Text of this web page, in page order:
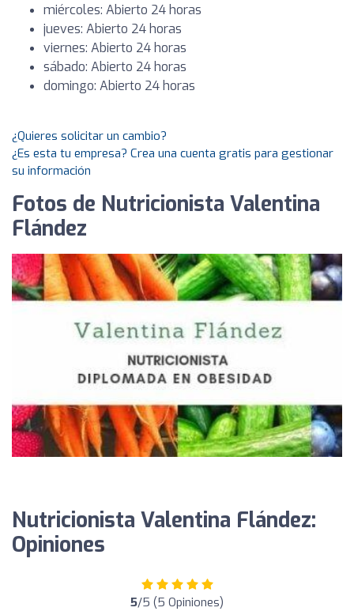
miércoles: Abierto 24 horas
jueves: Abierto 24 horas
viernes: Abierto 24 horas
sábado: Abierto 24 horas
domingo: Abierto 24 horas
¿Quieres solicitar un cambio?
¿Es esta tu empresa? Crea una cuenta gratis para gestionar
su información
Fotos de Nutricionista Valentina
Flández
Nutricionista Valentina Flández:
Opiniones
5/5 (5 Opiniones)